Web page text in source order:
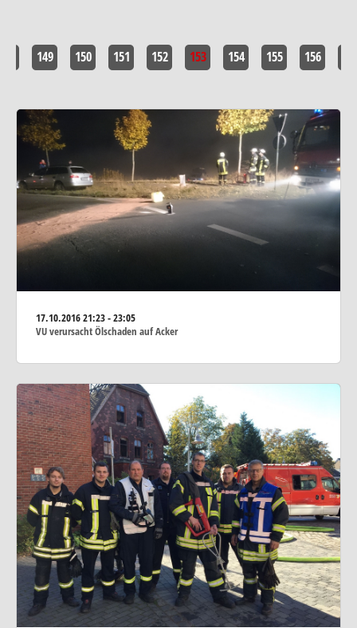
149 150 151 152 153 154 155 156
17.10.201621:23 - 23:05
VU verursacht Ölschaden auf Acker